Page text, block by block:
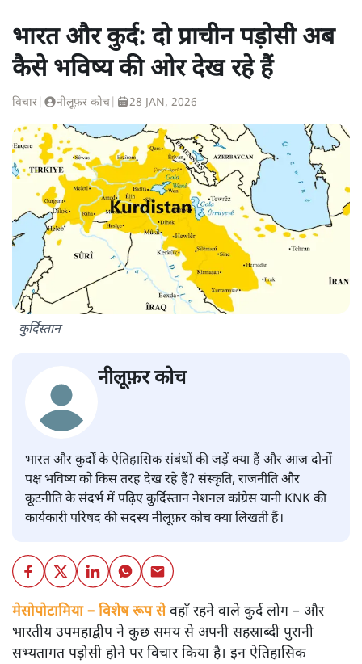
भारत और कुर्द: दो प्राचीन पड़ोसी अब
कैसे भविष्य की ओर देख रहे हैं
विचार नीलूफ़र कोच 28 JAN, 2026
कुर्दिस्तान
नीलूफ़र कोच
भारत और कुर्दों के ऐतिहासिक संबंधों की जड़ें क्या हैं और आज दोनों
पक्ष भविष्य को किस तरह देख रहे हैं? संस्कृति, राजनीति और
कूटनीति के संदर्भ में पढ़िए कुर्दिस्तान नेशनल कांग्रेस यानी KNK की
कार्यकारी परिषद की सदस्य नीलूफ़र कोच क्या लिखती हैं।
मेसोपोटामिया – विशेष रूप सेवहाँ रहने वाले कुर्द लोग – और
भारतीय उपमहाद्वीप ने कुछ समय से अपनी सहस्राब्दी पुरानी
सभ्यतागत पड़ोसी होने पर विचार किया है। इन ऐतिहासिक